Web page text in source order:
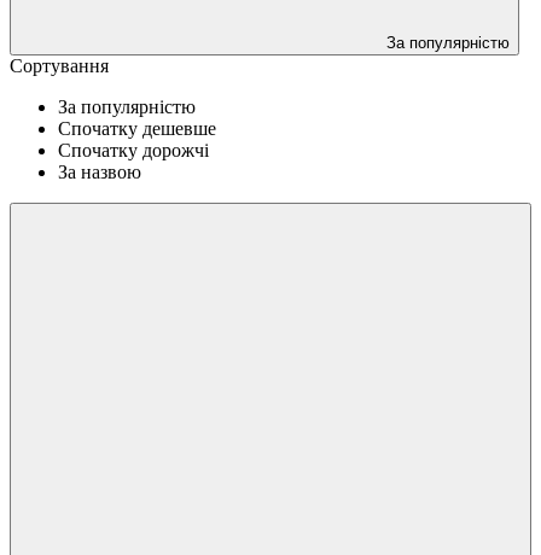
За популярністю
Сортування
За популярністю
Спочатку дешевше
Спочатку дорожчі
За назвою